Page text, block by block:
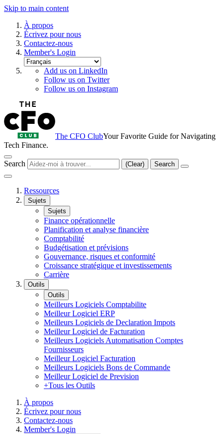
Skip to main content
À propos
Écrivez pour nous
Contactez-nous
Member's Login
Add us on LinkedIn
Follow us on Twitter
Follow us on Instagram
The CFO ClubYour Favorite Guide for Navigating
Tech Finance.
Search (Clear) Search
Ressources
Sujets
Sujets
Finance opérationnelle
Planification et analyse financière
Comptabilité
Budgétisation et prévisions
Gouvernance, risques et conformité
Croissance stratégique et investissements
Carrière
Outils
Outils
Meilleurs Logiciels Comptabilite
Meilleur Logiciel ERP
Meilleurs Logiciels de Declaration Impots
Meilleur Logiciel de Facturation
Meilleurs Logiciels Automatisation Comptes
Fournisseurs
Meilleur Logiciel Facturation
Meilleurs Logiciels Bons de Commande
Meilleur Logiciel de Prevision
+Tous les Outils
À propos
Écrivez pour nous
Contactez-nous
Member's Login